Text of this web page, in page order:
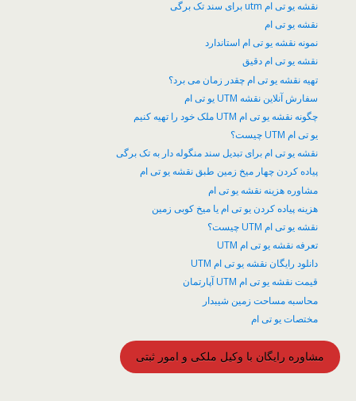
نقشه یو تی ام utm برای سند تک برگی
نقشه یو تی ام
نمونه نقشه یو تی ام استاندارد
نقشه یو تی ام دقیق
تهیه نقشه یو تی ام چقدر زمان می برد؟
سفارش آنلاین نقشه UTM یو تی ام
چگونه نقشه یو تی ام UTM ملک خود را تهیه کنیم
یو تی ام UTM چیست؟
نقشه یو تی ام برای تبدیل سند منگوله دار به تک برگی
پیاده کردن چهار میخ زمین طبق نقشه یو تی ام
مشاوره هزینه نقشه یو تی ام
هزینه پیاده کردن یو تی ام یا میخ کوبی زمین
نقشه یو تی ام UTM چیست؟
تعرفه نقشه یو تی ام UTM
دانلود رایگان نقشه یو تی ام UTM
قیمت نقشه یو تی ام UTM آپارتمان
محاسبه مساحت زمین شیبدار
مختصات یو تی ام
مشاوره رایگان با وکیل ملکی و امور ثبتی